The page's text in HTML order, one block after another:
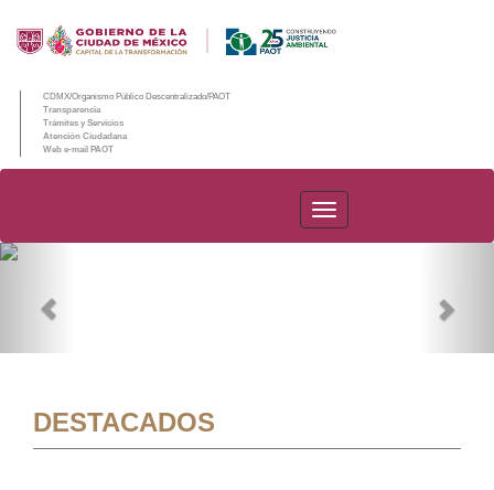
CDMX/Organismo Público Descentralizado/PAOT
Transparencia
Trámites y Servicios
Atención Ciudadana
Web e-mail PAOT
PAOT
DESTACADOS